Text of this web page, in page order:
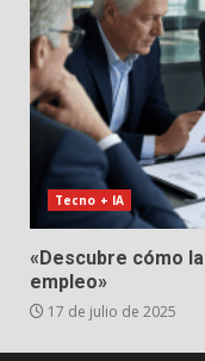
Tecno + IA
«Descubre cómo
empleo»
17 de julio de 2025